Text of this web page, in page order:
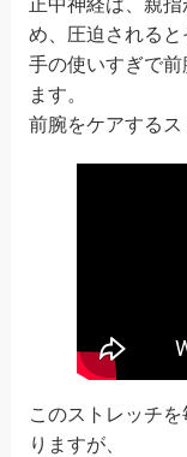
正中神経は、親
め、圧迫されると
手の使いすぎで
ます。
前腕をケアするス
このストレッチ
りますが、